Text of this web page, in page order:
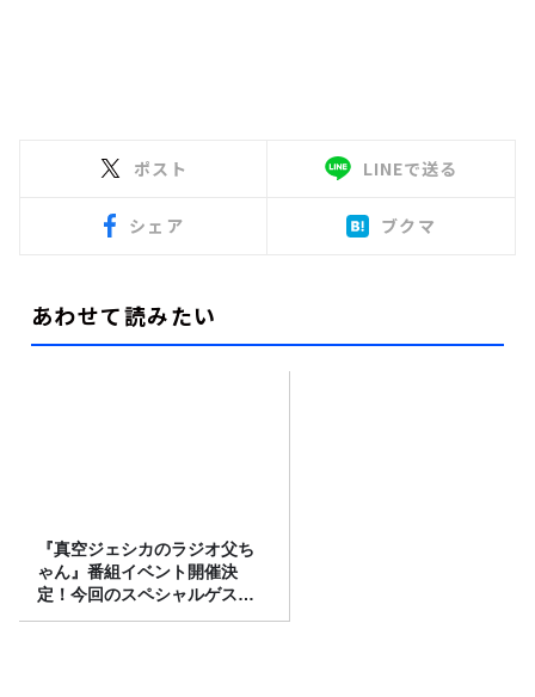
ポスト LINEで送る
シェア ブクマ
あわせて読みたい
『真空ジェシカのラジオ父ち
ゃん』番組イベント開催決
定！今回のスペシャルゲスト
は、タカアンドトシ！